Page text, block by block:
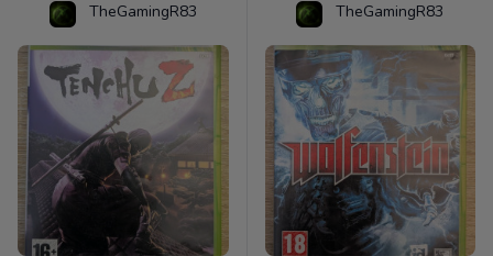
TheGamingR83 TheGamingR83